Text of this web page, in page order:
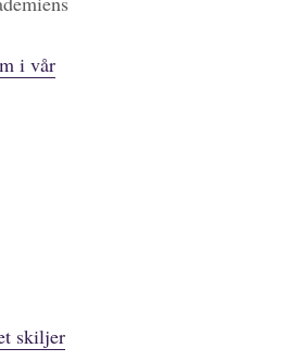
i vår
skiljer